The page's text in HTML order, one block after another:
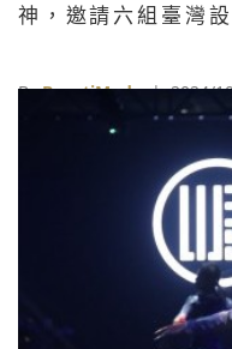
神，邀請六組臺灣
Claudia Wang（王子
PCES（暢芷荺、李玉
音樂的跨界，展現臺
軒、LINION、程予希
ByBeautiMode| 2024/